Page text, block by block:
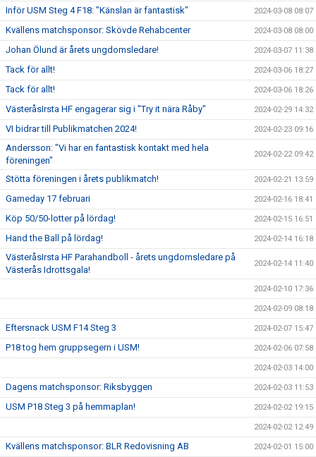
Inför USM Steg 4 F18: "Känslan är fantastisk" 2024-03-08 08:07
Kvällens matchsponsor: Skövde Rehabcenter 2024-03-08 08:00
Johan Ölund är årets ungdomsledare! 2024-03-07 11:38
Tack för allt! 2024-03-06 18:27
Tack för allt! 2024-03-06 18:26
VästeråsIrsta HF engagerar sig i "Try it nära Råby" 2024-02-29 14:32
VI bidrar till Publikmatchen 2024! 2024-02-23 09:16
Andersson: "Vi har en fantastisk kontakt med hela
föreningen"
2024-02-22 09:42
Stötta föreningen i årets publikmatch! 2024-02-21 13:59
Gameday 17 februari 2024-02-16 18:41
Köp 50/50-lotter på lördag! 2024-02-15 16:51
Hand the Ball på lördag! 2024-02-14 16:18
VästeråsIrsta HF Parahandboll - årets ungdomsledare på
Västerås Idrottsgala!
2024-02-14 11:40
2024-02-10 17:36
2024-02-09 08:18
Eftersnack USM F14 Steg 3 2024-02-07 15:47
P18 tog hem gruppsegern i USM! 2024-02-06 07:58
2024-02-03 14:00
Dagens matchsponsor: Riksbyggen 2024-02-03 11:53
USM P18 Steg 3 på hemmaplan! 2024-02-02 19:15
2024-02-02 12:49
Kvällens matchsponsor: BLR Redovisning AB 2024-02-01 15:00